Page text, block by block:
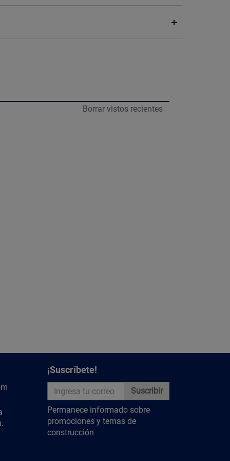
Borrar vistos recientes
¡Suscríbete!
Suscribir
Permanece informado sobre
promociones y temas de
construcción